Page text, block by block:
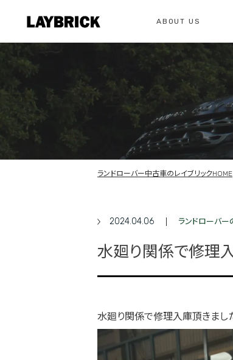
ABOUT US
私たちについて
サービスメニュー
お問い合わせ
総合お問い合わせ
ランドローバー中古車のレイブリックHOME
2024.04.06 ランドローバー
水廻り関係で修理
水廻り関係で修理入庫頂きまし